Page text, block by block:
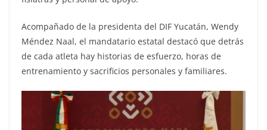
Acompañado de la presidenta del DIF Yucatán, Wendy
Méndez Naal, el mandatario estatal destacó que detrás
de cada atleta hay historias de esfuerzo, horas de
entrenamiento y sacrificios personales y familiares.